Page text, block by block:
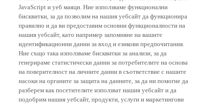
JavaScript и уеб маяци. Ние използваме функционални
бисквитки, за да позволим на нашия уебсайт да функционира
правилно и да ви предоставим основни функционалности на
нашия уебсайт, като например запомняне на вашите
идентификационни данни за вход и езикови предпочитания.
Ние също така използваме бисквитки за анализи, за да
генерираме статистически данни за потребителите на основа
на поверителност на личните данни в съответствие с нашите
насоки на органите за защита на данните, за да ни помогне да
разберем как посетителите използват нашия уебсайт и да
подобрим нашия уебсайт, продукти, услуги и маркетингови